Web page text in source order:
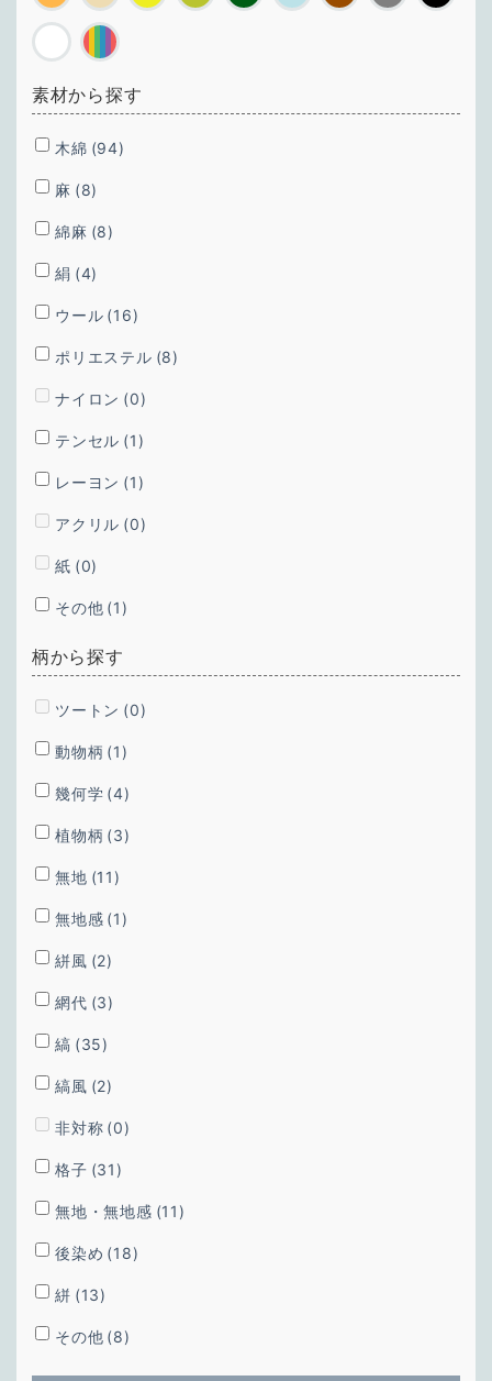
素材から探す
木綿 (94)
麻 (8)
綿麻 (8)
絹 (4)
ウール (16)
ポリエステル (8)
ナイロン (0)
テンセル (1)
レーヨン (1)
アクリル (0)
紙 (0)
その他 (1)
柄から探す
ツートン (0)
動物柄 (1)
幾何学 (4)
植物柄 (3)
無地 (11)
無地感 (1)
絣風 (2)
網代 (3)
縞 (35)
縞風 (2)
非対称 (0)
格子 (31)
無地・無地感 (11)
後染め (18)
絣 (13)
その他 (8)